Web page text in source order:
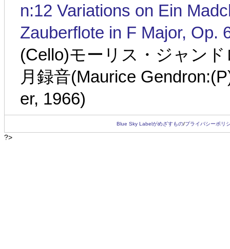
n:12 Variations on Ein
Zauberflote in F Major, Op.
(Cello)モーリス・ジャン
月録音(Maurice
er, 1966)
Blue Sky Labelがめざすもの/プライバシーポリ
?>